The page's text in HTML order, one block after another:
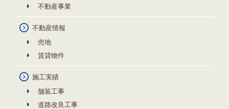
不動産事業
不動産情報
売地
賃貸物件
施工実績
舗装工事
道路改良工事